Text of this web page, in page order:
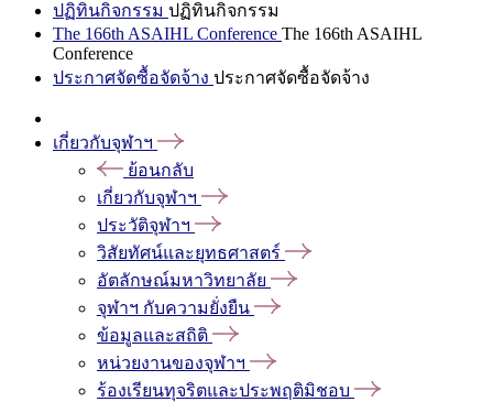
ปฏิทินกิจกรรม ปฏิทินกิจกรรม
The 166th ASAIHL Conference The 166th ASAIHL
Conference
ประกาศจัดซื้อจัดจ้าง ประกาศจัดซื้อจัดจ้าง
เกี่ยวกับจุฬาฯ
ย้อนกลับ
เกี่ยวกับจุฬาฯ
ประวัติจุฬาฯ
วิสัยทัศน์และยุทธศาสตร์
อัตลักษณ์มหาวิทยาลัย
จุฬาฯ กับความยั่งยืน
ข้อมูลและสถิติ
หน่วยงานของจุฬาฯ
ร้องเรียนทุจริตและประพฤติมิชอบ